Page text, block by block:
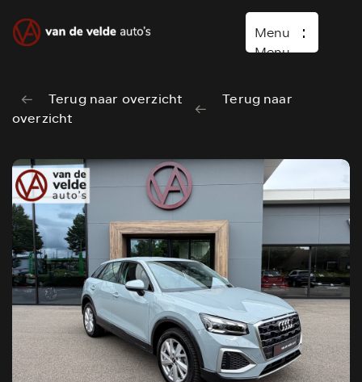
Menu
Menu
Home
Diensten
Over ons
Vacature
Verkocht
Contact
Wasboxen
Carwash
Terug naar overzicht
Terug naar
overzicht